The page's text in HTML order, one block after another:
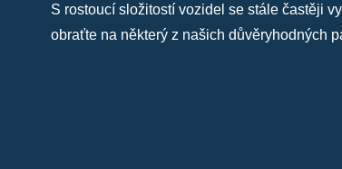
S rostoucí složitostí vozidel se stále častěji
obraťte na některý z našich důvěryhodných